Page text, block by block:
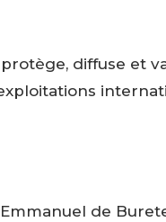
diffuse et
de